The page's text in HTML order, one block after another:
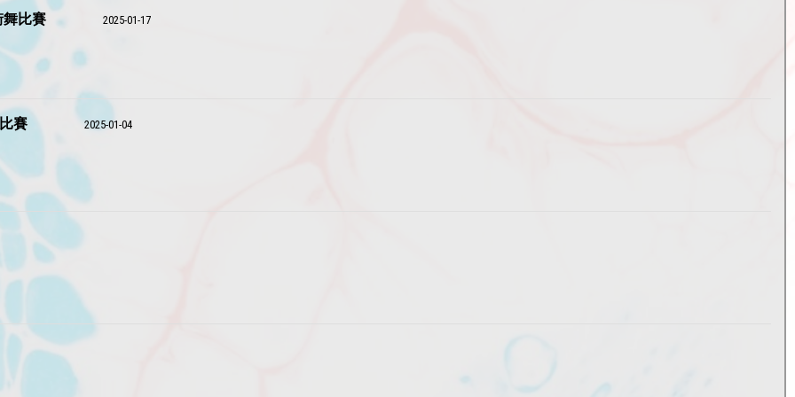
舞比賽 2025-01-17
賽 2025-01-04